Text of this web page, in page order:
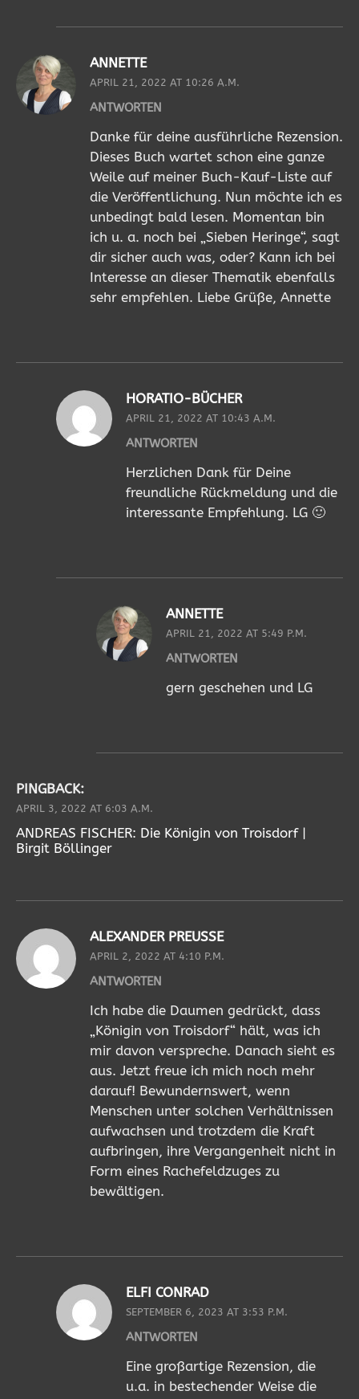
ANNETTE
APRIL 21, 2022 AT 10:26 A.M.
ANTWORTEN
Danke für deine ausführliche Rezension.
Dieses Buch wartet schon eine ganze
Weile auf meiner Buch-Kauf-Liste auf
die Veröffentlichung. Nun möchte ich es
unbedingt bald lesen. Momentan bin
ich u. a. noch bei „Sieben Heringe“, sagt
dir sicher auch was, oder? Kann ich bei
Interesse an dieser Thematik ebenfalls
sehr empfehlen. Liebe Grüße, Annette
HORATIO-BÜCHER
APRIL 21, 2022 AT 10:43 A.M.
ANTWORTEN
Herzlichen Dank für Deine
freundliche Rückmeldung und die
interessante Empfehlung. LG 🙂
ANNETTE
APRIL 21, 2022 AT 5:49 P.M.
ANTWORTEN
gern geschehen und LG
PINGBACK:
APRIL 3, 2022 AT 6:03 A.M.
ANDREAS FISCHER: Die Königin von Troisdorf |
Birgit Böllinger
ALEXANDER PREUSSE
APRIL 2, 2022 AT 4:10 P.M.
ANTWORTEN
Ich habe die Daumen gedrückt, dass
„Königin von Troisdorf“ hält, was ich
mir davon verspreche. Danach sieht es
aus. Jetzt freue ich mich noch mehr
darauf! Bewundernswert, wenn
Menschen unter solchen Verhältnissen
aufwachsen und trotzdem die Kraft
aufbringen, ihre Vergangenheit nicht in
Form eines Rachefeldzuges zu
bewältigen.
ELFI CONRAD
SEPTEMBER 6, 2023 AT 3:53 P.M.
ANTWORTEN
Eine großartige Rezension, die
u.a. in bestechender Weise die